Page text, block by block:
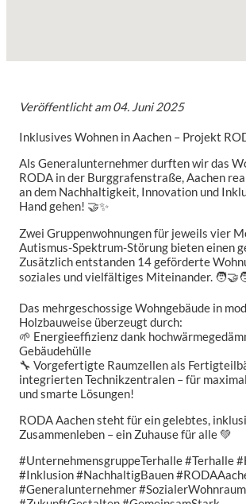
Veröffentlicht am04. Juni 2025
Inklusives Wohnen in Aachen – Projekt
Als Generalunternehmer durften wir das
RODA in der Burggrafenstraße, Aachen
an dem Nachhaltigkeit, Innovation und
Hand gehen! 🤝✨
Zwei Gruppenwohnungen für jeweils vier
Autismus-Spektrum-Störung bieten einen
Zusätzlich entstanden 14 geförderte
soziales und vielfältiges Miteinander.
Das mehrgeschossige Wohngebäude in
Holzbauweise überzeugt durch:
🌱 Energieeffizienz dank
Gebäudehülle
🔧 Vorgefertigte Raumzellen als
integrierten Technikzentralen – für
und smarte Lösungen!
RODA Aachen steht für ein gelebtes,
Zusammenleben – ein Zuhause für alle 💚
#UnternehmensgruppeTerhalle #Terhalle
#Inklusion #NachhaltigBauen
#Generalunternehmer